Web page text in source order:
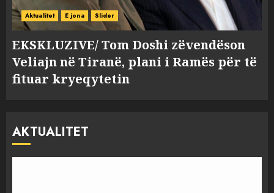
Aktualitet E jona Slider
EKSKLUZIVE/ Tom Doshi zëvendëson
Veliajn në Tiranë, plani i Ramës për të
fituar kryeqytetin
AKTUALITET